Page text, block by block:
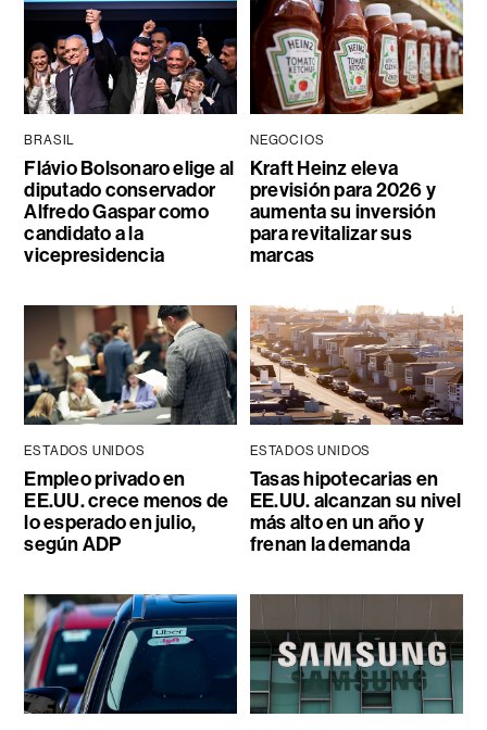
BRASIL
Flávio Bolsonaro elige al
diputado conservador
Alfredo Gaspar como
candidato a la
vicepresidencia
NEGOCIOS
Kraft Heinz eleva
previsión para 2026 y
aumenta su inversión
para revitalizar sus
marcas
ESTADOS UNIDOS
Empleo privado en
EE.UU. crece menos de
lo esperado en julio,
según ADP
ESTADOS UNIDOS
Tasas hipotecarias en
EE.UU. alcanzan su nivel
más alto en un año y
frenan la demanda